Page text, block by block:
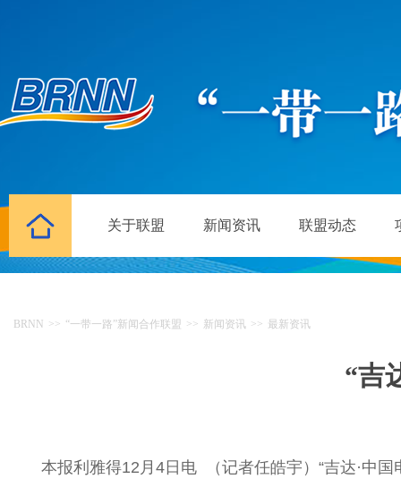
关于联盟 新闻资讯 联盟动态
BRNN >> “一带一路”新闻合作联盟 >> 新闻资讯 >> 最新资讯
“吉
本报利雅得12月4日电 （记者任皓宇）“吉达·中国